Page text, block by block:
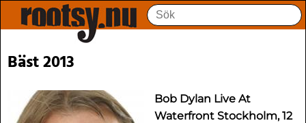
Bäst 2013
Bob Dylan Live At
Waterfront Stockholm, 12